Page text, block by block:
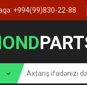
+994(99)830-22-88